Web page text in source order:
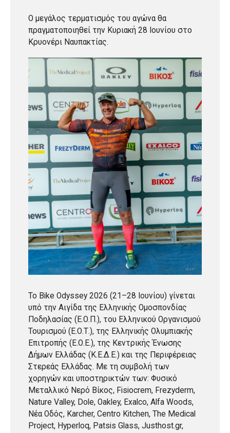
Ο μεγάλος τερματισμός του αγώνα θα
πραγματοποιηθεί την Κυριακή 28 Ιουνίου στο
Κρυονέρι Ναυπακτίας.
Το Bike Odyssey 2026 (21–28 Ιουνίου) γίνεται
υπό την Αιγίδα της Ελληνικής Ομοσπονδίας
Ποδηλασίας (Ε.Ο.Π.), του Ελληνικού Οργανισμού
Τουρισμού (Ε.Ο.Τ.), της Ελληνικής Ολυμπιακής
Επιτροπής (Ε.Ο.Ε.), της Κεντρικής Ένωσης
Δήμων Ελλάδας (Κ.Ε.Δ.Ε.) και της Περιφέρειας
Στερεάς Ελλάδας. Με τη συμβολή των
χορηγών και υποστηρικτών των: Φυσικό
Μεταλλικό Νερό Βίκος, Fisiocrem, Frezyderm,
Nature Valley, Dole, Oakley, Exalco, Alfa Woods,
Νέα Οδός, Karcher, Centro Kitchen, The Medical
Project, Hyperloq, Patsis Glass, Justhost.gr,